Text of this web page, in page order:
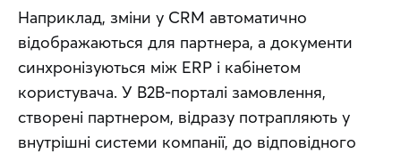
Наприклад, зміни у CRM автоматично
відображаються для партнера, а документи
синхронізуються між ERP і кабінетом
користувача. У B2B-порталі замовлення,
створені партнером, відразу потрапляють у
внутрішні системи компанії, до відповідного